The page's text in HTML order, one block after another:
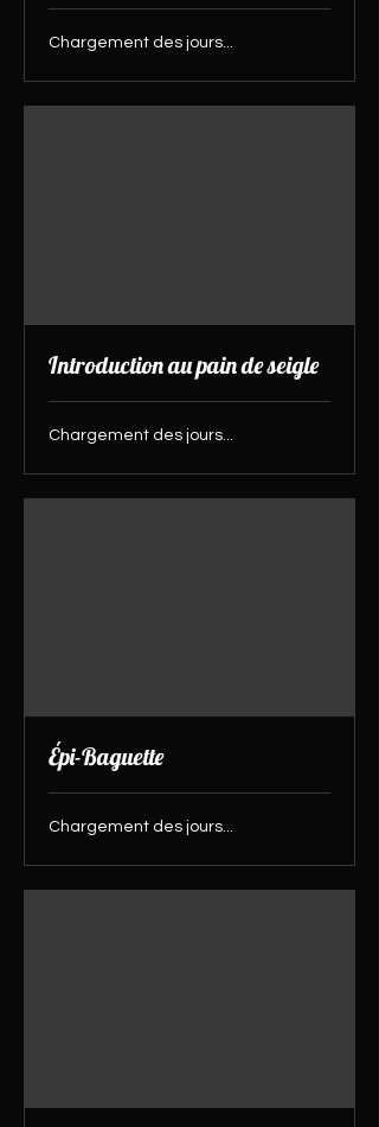
Chargement des jours...
Introduction au pain de seigle
Chargement des jours...
Épi-Baguette
Chargement des jours...